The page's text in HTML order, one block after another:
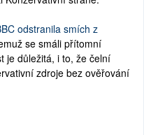
odstranila smích z
se smáli přítomní
je důležitá, i to, že čelní
zdroje bez ověřování